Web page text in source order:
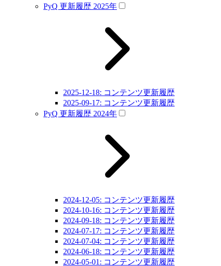
PyQ 更新履歴 2025年
2025-12-18: コンテンツ更新履歴
2025-09-17: コンテンツ更新履歴
PyQ 更新履歴 2024年
2024-12-05: コンテンツ更新履歴
2024-10-16: コンテンツ更新履歴
2024-09-18: コンテンツ更新履歴
2024-07-17: コンテンツ更新履歴
2024-07-04: コンテンツ更新履歴
2024-06-18: コンテンツ更新履歴
2024-05-01: コンテンツ更新履歴